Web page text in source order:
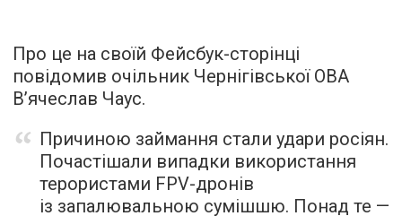
Про це на своїй Фейсбук-сторінці
повідомив очільник Чернігівської ОВА
В’ячеслав Чаус.
Причиною займання стали удари росіян.
Почастішали випадки використання
терористами FPV-дронів
із запалювальною сумішшю. Понад те —